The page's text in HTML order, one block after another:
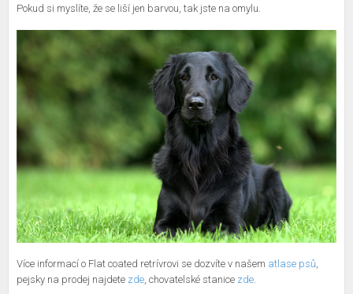
Pokud si myslíte, že se liší jen barvou, tak jste na omylu.
Více informací o Flat coated retrívrovi se dozvíte v našem atlase psů
pejsky na prodej najdete zde , chovatelské stanice zde